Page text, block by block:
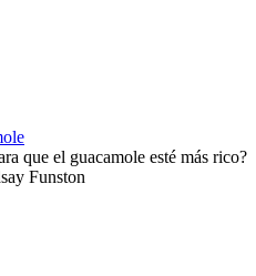
que el guacamole esté más rico?
Funston